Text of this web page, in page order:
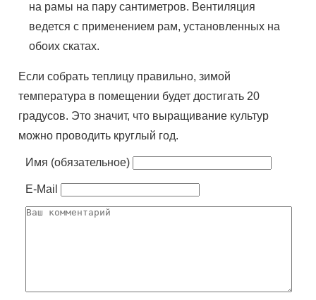
на рамы на пару сантиметров. Вентиляция
ведется с применением рам, установленных на
обоих скатах.
Если собрать теплицу правильно, зимой
температура в помещении будет достигать 20
градусов. Это значит, что выращивание культур
можно проводить круглый год.
Имя (обязательное)
E-Mail